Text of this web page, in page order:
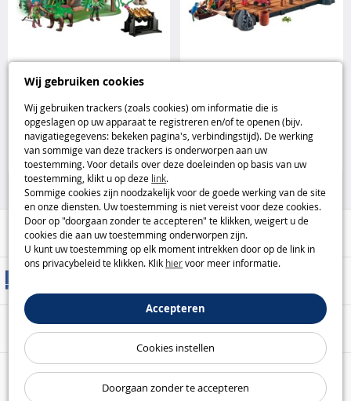
Wij gebruiken cookies
Wij gebruiken trackers (zoals cookies) om informatie die is
opgeslagen op uw apparaat te registreren en/of te openen (bijv.
navigatiegegevens: bekeken pagina's, verbindingstijd). De werking
van sommige van deze trackers is onderworpen aan uw
toestemming. Voor details over deze doeleinden op basis van uw
toestemming, klikt u op deze link.
Sommige cookies zijn noodzakelijk voor de goede werking van de site
en onze diensten. Uw toestemming is niet vereist voor deze cookies.
Door op "doorgaan zonder te accepteren" te klikken, weigert u de
cookies die aan uw toestemming onderworpen zijn.
U kunt uw toestemming op elk moment intrekken door op de link in
ons privacybeleid te klikken. Klik hiervoor meer informatie.
Accepteren
Cookies instellen
Doorgaan zonder te accepteren
PLAYMOBIL Ayuma kamp met
feeën en zieldieren Playmobil
19,95€
Playmobil
25,95€
Playmobil
Hulp / Contact
Veilige betaling
Onze garanties